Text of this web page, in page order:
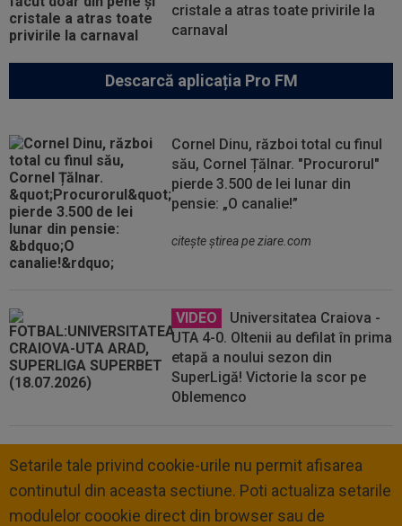
cristale a atras toate privirile la
carnaval
Descarcă aplicația Pro FM
Cornel Dinu, război total cu finul
său, Cornel Țălnar. "Procurorul"
pierde 3.500 de lei lunar din
pensie: „O canalie!”
citeşte ştirea pe ziare.com
VIDEO
Universitatea Craiova -
UTA 4-0. Oltenii au defilat în prima
etapă a noului sezon din
SuperLigă! Victorie la scor pe
Oblemenco
Setarile tale privind cookie-urile nu permit afisarea
continutul din aceasta sectiune. Poti actualiza setarile
modulelor coookie direct din browser sau de